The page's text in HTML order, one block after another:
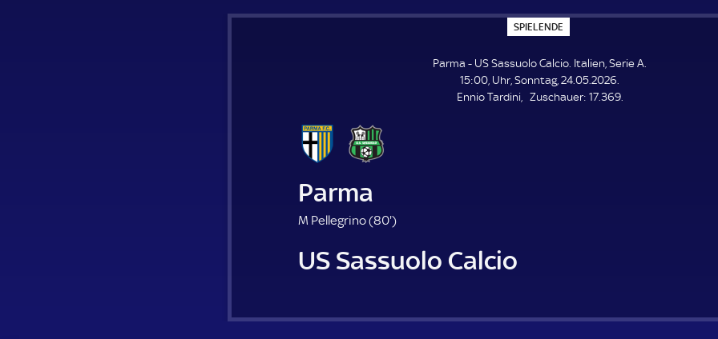
SPIELENDE
P
E
L
E
N
Parma - US Sassuolo Calcio. Italien, Serie A.
15:00, Uhr, Sonntag, 24.05.2026.
Ennio Tardini
Zuschauer: Z
17.369.
Parma
M Pellegrino (80'8
.
m
u
)
US Sassuolo Calcio